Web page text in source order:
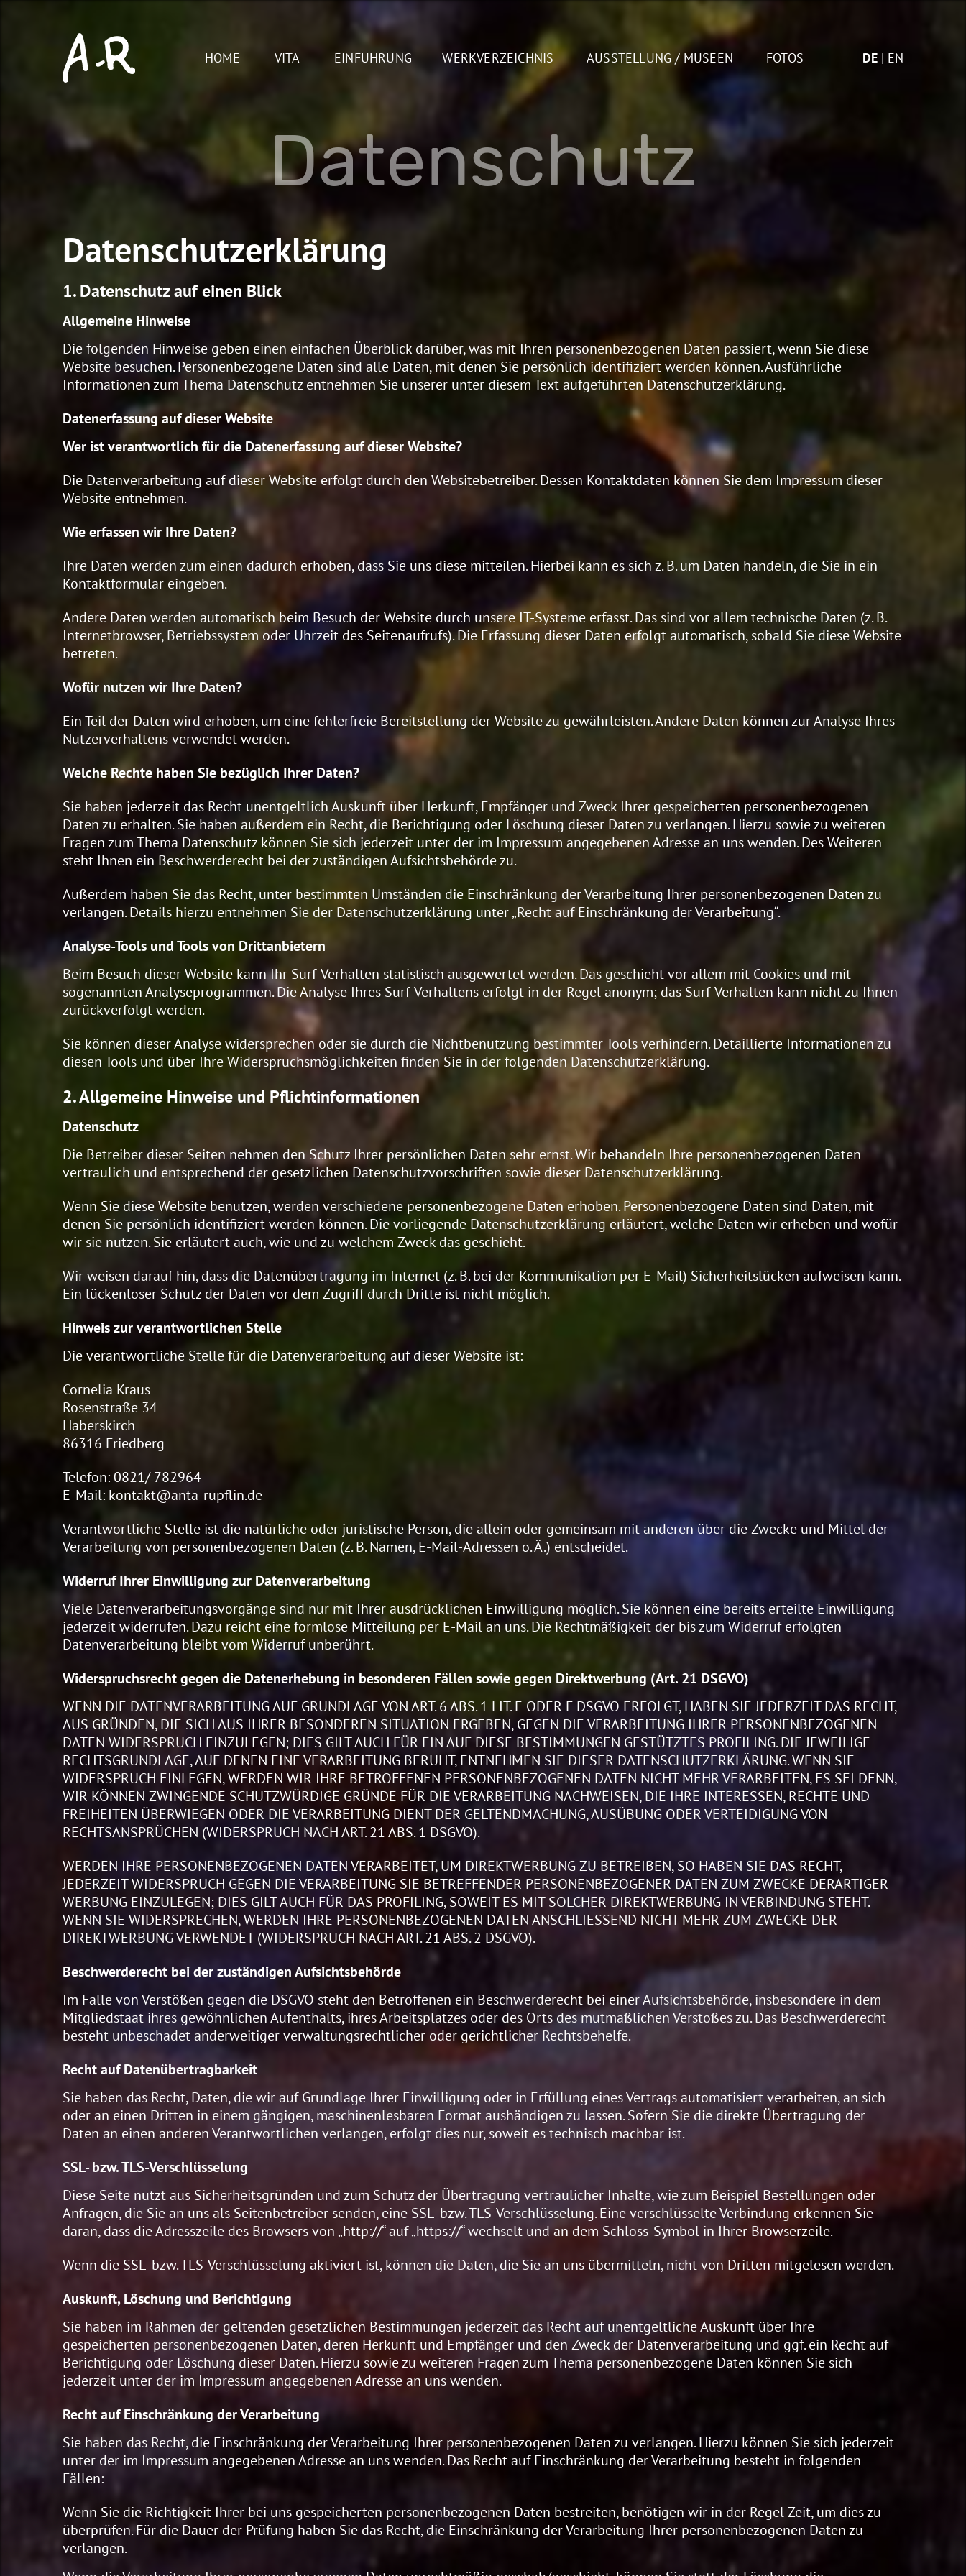
HOME VITA EINFÜHRUNG WERKVERZEICHNIS AUSSTELLUNG / MUSEEN FOTOS DE EN
Datenschutz
Datenschutzerklärung
1. Datenschutz auf einen Blick
Allgemeine Hinweise
Die folgenden Hinweise geben einen einfachen Überblick darüber, was mit Ihren personenbezogenen Daten passiert, wenn Sie diese
Website besuchen. Personenbezogene Daten sind alle Daten, mit denen Sie persönlich identifiziert werden können. Ausführliche
Informationen zum Thema Datenschutz entnehmen Sie unserer unter diesem Text aufgeführten Datenschutzerklärung.
Datenerfassung auf dieser Website
Wer ist verantwortlich für die Datenerfassung auf dieser Website?
Die Datenverarbeitung auf dieser Website erfolgt durch den Websitebetreiber. Dessen Kontaktdaten können Sie dem Impressum dieser
Website entnehmen.
Wie erfassen wir Ihre Daten?
Ihre Daten werden zum einen dadurch erhoben, dass Sie uns diese mitteilen. Hierbei kann es sich z. B. um Daten handeln, die Sie in ein
Kontaktformular eingeben.
Andere Daten werden automatisch beim Besuch der Website durch unsere IT-Systeme erfasst. Das sind vor allem technische Daten (z. B.
Internetbrowser, Betriebssystem oder Uhrzeit des Seitenaufrufs). Die Erfassung dieser Daten erfolgt automatisch, sobald Sie diese Website
betreten.
Wofür nutzen wir Ihre Daten?
Ein Teil der Daten wird erhoben, um eine fehlerfreie Bereitstellung der Website zu gewährleisten. Andere Daten können zur Analyse Ihres
Nutzerverhaltens verwendet werden.
Welche Rechte haben Sie bezüglich Ihrer Daten?
Sie haben jederzeit das Recht unentgeltlich Auskunft über Herkunft, Empfänger und Zweck Ihrer gespeicherten personenbezogenen
Daten zu erhalten. Sie haben außerdem ein Recht, die Berichtigung oder Löschung dieser Daten zu verlangen. Hierzu sowie zu weiteren
Fragen zum Thema Datenschutz können Sie sich jederzeit unter der im Impressum angegebenen Adresse an uns wenden. Des Weiteren
steht Ihnen ein Beschwerderecht bei der zuständigen Aufsichtsbehörde zu.
Außerdem haben Sie das Recht, unter bestimmten Umständen die Einschränkung der Verarbeitung Ihrer personenbezogenen Daten zu
verlangen. Details hierzu entnehmen Sie der Datenschutzerklärung unter „Recht auf Einschränkung der Verarbeitung“.
Analyse-Tools und Tools von Drittanbietern
Beim Besuch dieser Website kann Ihr Surf-Verhalten statistisch ausgewertet werden. Das geschieht vor allem mit Cookies und mit
sogenannten Analyseprogrammen. Die Analyse Ihres Surf-Verhaltens erfolgt in der Regel anonym; das Surf-Verhalten kann nicht zu Ihnen
zurückverfolgt werden.
Sie können dieser Analyse widersprechen oder sie durch die Nichtbenutzung bestimmter Tools verhindern. Detaillierte Informationen zu
diesen Tools und über Ihre Widerspruchsmöglichkeiten finden Sie in der folgenden Datenschutzerklärung.
2. Allgemeine Hinweise und Pflichtinformationen
Datenschutz
Die Betreiber dieser Seiten nehmen den Schutz Ihrer persönlichen Daten sehr ernst. Wir behandeln Ihre personenbezogenen Daten
vertraulich und entsprechend der gesetzlichen Datenschutzvorschriften sowie dieser Datenschutzerklärung.
Wenn Sie diese Website benutzen, werden verschiedene personenbezogene Daten erhoben. Personenbezogene Daten sind Daten, mit
denen Sie persönlich identifiziert werden können. Die vorliegende Datenschutzerklärung erläutert, welche Daten wir erheben und wofür
wir sie nutzen. Sie erläutert auch, wie und zu welchem Zweck das geschieht.
Wir weisen darauf hin, dass die Datenübertragung im Internet (z. B. bei der Kommunikation per E-Mail) Sicherheitslücken aufweisen kann.
Ein lückenloser Schutz der Daten vor dem Zugriff durch Dritte ist nicht möglich.
Hinweis zur verantwortlichen Stelle
Die verantwortliche Stelle für die Datenverarbeitung auf dieser Website ist:
Cornelia Kraus
Rosenstraße 34
Haberskirch
86316 Friedberg
Telefon: 0821/ 782964
E-Mail: kontakt@anta-rupflin.de
Verantwortliche Stelle ist die natürliche oder juristische Person, die allein oder gemeinsam mit anderen über die Zwecke und Mittel der
Verarbeitung von personenbezogenen Daten (z. B. Namen, E-Mail-Adressen o. Ä.) entscheidet.
Widerruf Ihrer Einwilligung zur Datenverarbeitung
Viele Datenverarbeitungsvorgänge sind nur mit Ihrer ausdrücklichen Einwilligung möglich. Sie können eine bereits erteilte Einwilligung
jederzeit widerrufen. Dazu reicht eine formlose Mitteilung per E-Mail an uns. Die Rechtmäßigkeit der bis zum Widerruf erfolgten
Datenverarbeitung bleibt vom Widerruf unberührt.
Widerspruchsrecht gegen die Datenerhebung in besonderen Fällen sowie gegen Direktwerbung (Art. 21 DSGVO)
WENN DIE DATENVERARBEITUNG AUF GRUNDLAGE VON ART. 6 ABS. 1 LIT. E ODER F DSGVO ERFOLGT, HABEN SIE JEDERZEIT DAS RECHT,
AUS GRÜNDEN, DIE SICH AUS IHRER BESONDEREN SITUATION ERGEBEN, GEGEN DIE VERARBEITUNG IHRER PERSONENBEZOGENEN
DATEN WIDERSPRUCH EINZULEGEN; DIES GILT AUCH FÜR EIN AUF DIESE BESTIMMUNGEN GESTÜTZTES PROFILING. DIE JEWEILIGE
RECHTSGRUNDLAGE, AUF DENEN EINE VERARBEITUNG BERUHT, ENTNEHMEN SIE DIESER DATENSCHUTZERKLÄRUNG. WENN SIE
WIDERSPRUCH EINLEGEN, WERDEN WIR IHRE BETROFFENEN PERSONENBEZOGENEN DATEN NICHT MEHR VERARBEITEN, ES SEI DENN,
WIR KÖNNEN ZWINGENDE SCHUTZWÜRDIGE GRÜNDE FÜR DIE VERARBEITUNG NACHWEISEN, DIE IHRE INTERESSEN, RECHTE UND
FREIHEITEN ÜBERWIEGEN ODER DIE VERARBEITUNG DIENT DER GELTENDMACHUNG, AUSÜBUNG ODER VERTEIDIGUNG VON
RECHTSANSPRÜCHEN (WIDERSPRUCH NACH ART. 21 ABS. 1 DSGVO).
WERDEN IHRE PERSONENBEZOGENEN DATEN VERARBEITET, UM DIREKTWERBUNG ZU BETREIBEN, SO HABEN SIE DAS RECHT,
JEDERZEIT WIDERSPRUCH GEGEN DIE VERARBEITUNG SIE BETREFFENDER PERSONENBEZOGENER DATEN ZUM ZWECKE DERARTIGER
WERBUNG EINZULEGEN; DIES GILT AUCH FÜR DAS PROFILING, SOWEIT ES MIT SOLCHER DIREKTWERBUNG IN VERBINDUNG STEHT.
WENN SIE WIDERSPRECHEN, WERDEN IHRE PERSONENBEZOGENEN DATEN ANSCHLIESSEND NICHT MEHR ZUM ZWECKE DER
DIREKTWERBUNG VERWENDET (WIDERSPRUCH NACH ART. 21 ABS. 2 DSGVO).
Beschwerderecht bei der zuständigen Aufsichtsbehörde
Im Falle von Verstößen gegen die DSGVO steht den Betroffenen ein Beschwerderecht bei einer Aufsichtsbehörde, insbesondere in dem
Mitgliedstaat ihres gewöhnlichen Aufenthalts, ihres Arbeitsplatzes oder des Orts des mutmaßlichen Verstoßes zu. Das Beschwerderecht
besteht unbeschadet anderweitiger verwaltungsrechtlicher oder gerichtlicher Rechtsbehelfe.
Recht auf Datenübertragbarkeit
Sie haben das Recht, Daten, die wir auf Grundlage Ihrer Einwilligung oder in Erfüllung eines Vertrags automatisiert verarbeiten, an sich
oder an einen Dritten in einem gängigen, maschinenlesbaren Format aushändigen zu lassen. Sofern Sie die direkte Übertragung der
Daten an einen anderen Verantwortlichen verlangen, erfolgt dies nur, soweit es technisch machbar ist.
SSL- bzw. TLS-Verschlüsselung
Diese Seite nutzt aus Sicherheitsgründen und zum Schutz der Übertragung vertraulicher Inhalte, wie zum Beispiel Bestellungen oder
Anfragen, die Sie an uns als Seitenbetreiber senden, eine SSL- bzw. TLS-Verschlüsselung. Eine verschlüsselte Verbindung erkennen Sie
daran, dass die Adresszeile des Browsers von „http://“ auf „https://“ wechselt und an dem Schloss-Symbol in Ihrer Browserzeile.
Wenn die SSL- bzw. TLS-Verschlüsselung aktiviert ist, können die Daten, die Sie an uns übermitteln, nicht von Dritten mitgelesen werden.
Auskunft, Löschung und Berichtigung
Sie haben im Rahmen der geltenden gesetzlichen Bestimmungen jederzeit das Recht auf unentgeltliche Auskunft über Ihre
gespeicherten personenbezogenen Daten, deren Herkunft und Empfänger und den Zweck der Datenverarbeitung und ggf. ein Recht auf
Berichtigung oder Löschung dieser Daten. Hierzu sowie zu weiteren Fragen zum Thema personenbezogene Daten können Sie sich
jederzeit unter der im Impressum angegebenen Adresse an uns wenden.
Recht auf Einschränkung der Verarbeitung
Sie haben das Recht, die Einschränkung der Verarbeitung Ihrer personenbezogenen Daten zu verlangen. Hierzu können Sie sich jederzeit
unter der im Impressum angegebenen Adresse an uns wenden. Das Recht auf Einschränkung der Verarbeitung besteht in folgenden
Fällen:
Wenn Sie die Richtigkeit Ihrer bei uns gespeicherten personenbezogenen Daten bestreiten, benötigen wir in der Regel Zeit, um dies zu
überprüfen. Für die Dauer der Prüfung haben Sie das Recht, die Einschränkung der Verarbeitung Ihrer personenbezogenen Daten zu
verlangen.